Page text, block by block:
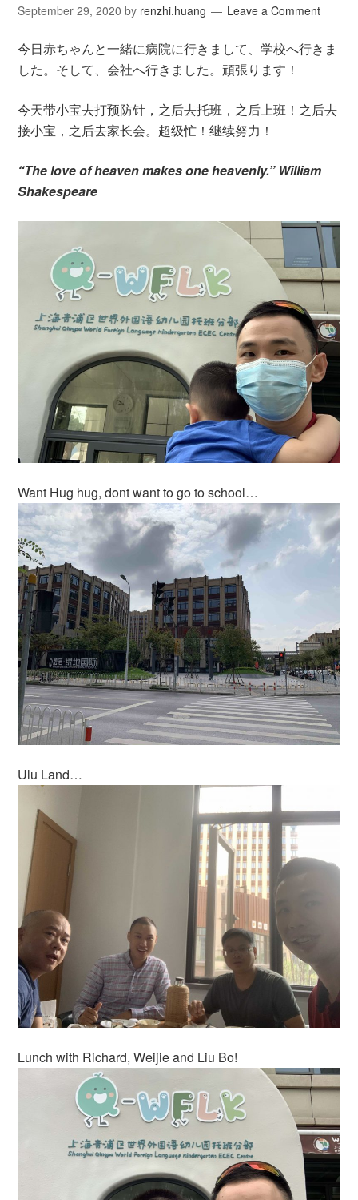
September 29, 2020 by renzhi.huang Leave a Comment
今日赤ちゃんと一緒に病院に行きまして、学校へ行きま
した。そして、会社へ行きました。頑張ります！
今天带小宝去打预防针，之后去托班，之后上班！之后去
接小宝，之后去家长会。超级忙！继续努力！
“The love of heaven makes one heavenly.” William
Shakespeare
Want Hug hug, dont want to go to school…
Ulu Land…
Lunch with Richard, Weijie and Liu Bo!